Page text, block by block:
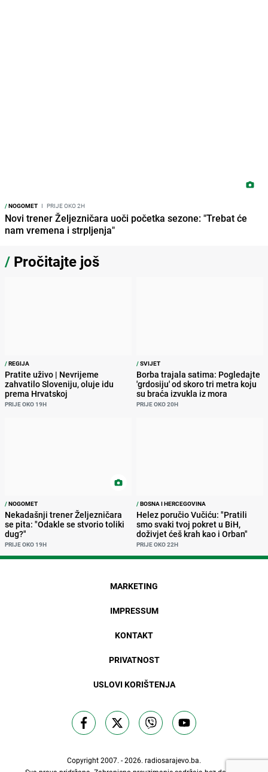
/NOGOMET I PRIJE OKO 2H
Novi trener Željezničara uoči početka sezone: "Trebat će
nam vremena i strpljenja"
/ Pročitajte još
/REGIJA
Pratite uživo | Nevrijeme
zahvatilo Sloveniju, oluje idu
prema Hrvatskoj
PRIJE OKO 19H
/SVIJET
Borba trajala satima: Pogledajte
'grdosiju' od skoro tri metra koju
su braća izvukla iz mora
PRIJE OKO 20H
/NOGOMET
Nekadašnji trener Željezničara
se pita: "Odakle se stvorio toliki
dug?"
PRIJE OKO 19H
/BOSNA I HERCEGOVINA
Helez poručio Vučiću: "Pratili
smo svaki tvoj pokret u BiH,
doživjet ćeš krah kao i Orban"
PRIJE OKO 22H
MARKETING
IMPRESSUM
KONTAKT
PRIVATNOST
USLOVI KORIŠTENJA
Copyright 2007. - 2026. radiosarajevo.ba.